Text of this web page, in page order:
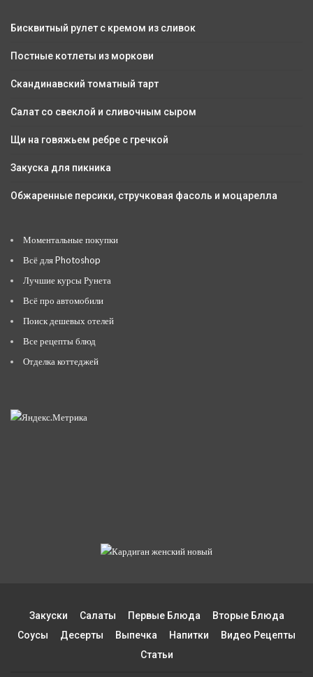
Бисквитный рулет с кремом из сливок
Постные котлеты из моркови
Скандинавский томатный тарт
Салат со свеклой и сливочным сыром
Щи на говяжьем ребре с гречкой
Закуска для пикника
Обжаренные персики, стручковая фасоль и моцарелла
Моментальные покупки
Всё для Photoshop
Лучшие курсы Рунета
Всё про автомобили
Поиск дешевых отелей
Все рецепты блюд
Отделка коттеджей
Закуски Салаты Первые Блюда
Вторые Блюда
Соусы
Десерты Выпечка Напитки
Видео Рецепты
Статьи